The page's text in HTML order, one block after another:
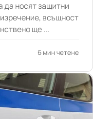
да носят защитни
всъщност
ще ...
6 мин четене